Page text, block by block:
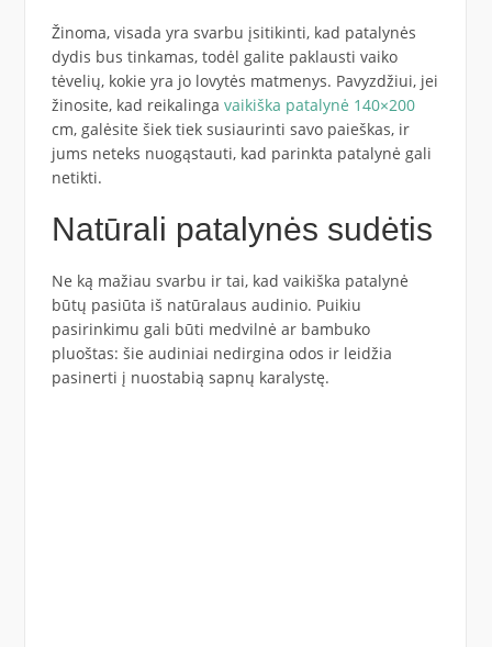
Žinoma, visada yra svarbu įsitikinti, kad patalynės
dydis bus tinkamas, todėl galite paklausti vaiko
tėvelių, kokie yra jo lovytės matmenys. Pavyzdžiui, jei
žinosite, kad reikalinga vaikiška patalynė 140×200
cm, galėsite šiek tiek susiaurinti savo paieškas, ir
jums neteks nuogąstauti, kad parinkta patalynė gali
netikti.
Natūrali patalynės sudėtis
Ne ką mažiau svarbu ir tai, kad vaikiška patalynė
būtų pasiūta iš natūralaus audinio. Puikiu
pasirinkimu gali būti medvilnė ar bambuko
pluoštas: šie audiniai nedirgina odos ir leidžia
pasinerti į nuostabią sapnų karalystę.